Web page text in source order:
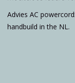
Advies AC
handbuild in the NL.